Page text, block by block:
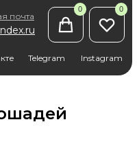
Instagram
Telegram
0
0
почта